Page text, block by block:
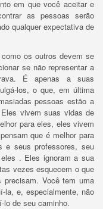
em que você aceitar e
as pessoas serão
qualquer expectativa de
os outros devem se
se não representar a
É apenas a suas
los, o que, em última
pessoas estão a
Eles vivem suas vidas de
para eles, eles vivem
que é melhor para
e seus professores, seu
. Eles ignoram a sua
vezes esquecem o que
Você tem uma
la, e, especialmente, não
lo de seu caminho.